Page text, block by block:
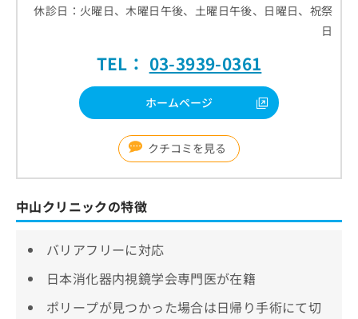
休診日：火曜日、木曜日午後、土曜日午後、日曜日、祝祭
日
TEL： 03-3939-0361
ホームページ
クチコミを見る
中山クリニックの特徴
バリアフリーに対応
日本消化器内視鏡学会専門医が在籍
ポリープが見つかった場合は日帰り手術にて切